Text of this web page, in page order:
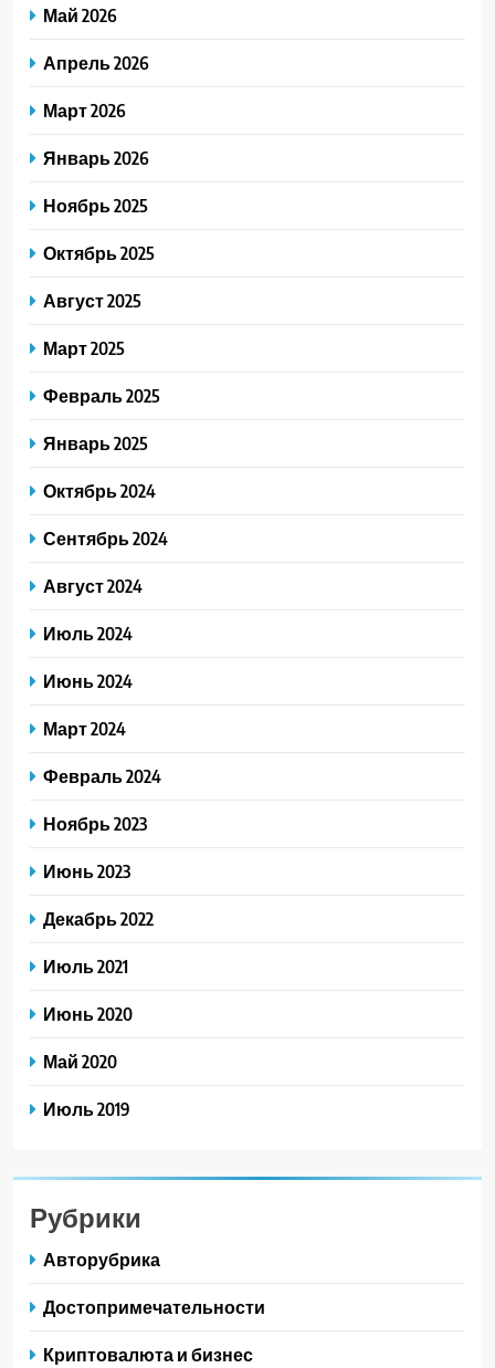
Май 2026
Апрель 2026
Март 2026
Январь 2026
Ноябрь 2025
Октябрь 2025
Август 2025
Март 2025
Февраль 2025
Январь 2025
Октябрь 2024
Сентябрь 2024
Август 2024
Июль 2024
Июнь 2024
Март 2024
Февраль 2024
Ноябрь 2023
Июнь 2023
Декабрь 2022
Июль 2021
Июнь 2020
Май 2020
Июль 2019
Рубрики
Авторубрика
Достопримечательности
Криптовалюта и бизнес